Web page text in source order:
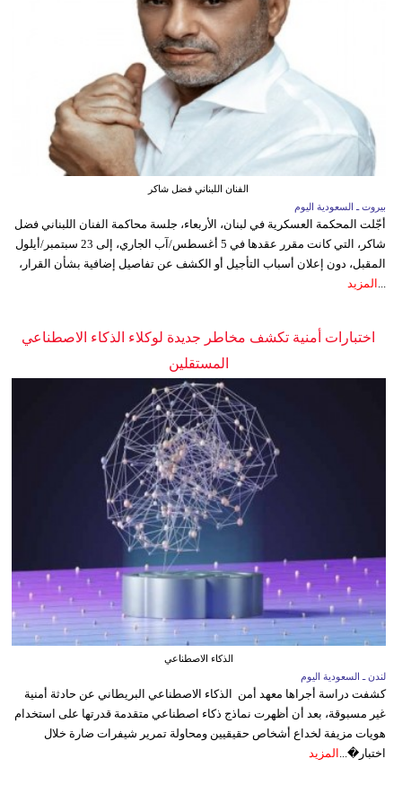
الفنان اللبناني فضل شاكر
بيروت ـ السعودية اليوم
أجّلت المحكمة العسكرية في لبنان، الأربعاء، جلسة محاكمة الفنان اللبناني فضل
شاكر، التي كانت مقرر عقدها في 5 أغسطس/آب الجاري، إلى 23 سبتمبر/أيلول
المقبل، دون إعلان أسباب التأجيل أو الكشف عن تفاصيل إضافية بشأن القرار،
... المزيد
اختبارات أمنية تكشف مخاطر جديدة لوكلاء الذكاء الاصطناعي
المستقلين
الذكاء الاصطناعي
لندن ـ السعودية اليوم
كشفت دراسة أجراها معهد أمن الذكاء الاصطناعي البريطاني عن حادثة أمنية
غير مسبوقة، بعد أن أظهرت نماذج ذكاء اصطناعي متقدمة قدرتها على استخدام
هويات مزيفة لخداع أشخاص حقيقيين ومحاولة تمرير شيفرات ضارة خلال
اختبار�...
المزيد